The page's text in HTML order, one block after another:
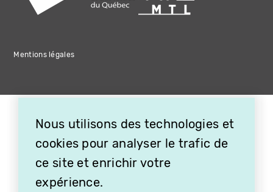
Mentions légales
Nous utilisons des technologies et
cookies pour analyser le trafic de
ce site et enrichir votre
expérience.